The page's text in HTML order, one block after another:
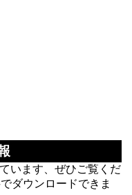
います、ぜひご覧くだ
ダウンロードできま